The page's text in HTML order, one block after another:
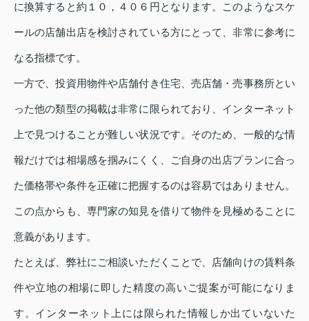
に換算すると約１０，４０６円となります。このようなスケ
ールの店舗出店を検討されている方にとって、非常に参考に
なる指標です。
一方で、投資用物件や店舗付き住宅、売店舗・売事務所とい
った他の類型の掲載は非常に限られており、インターネット
上で見つけることが難しい状況です。そのため、一般的な情
報だけでは相場感を掴みにくく、ご自身の出店プランに合っ
た価格帯や条件を正確に把握するのは容易ではありません。
この点からも、専門家の知見を借りて物件を見極めることに
意義があります。
たとえば、弊社にご相談いただくことで、店舗向けの賃料条
件や立地の相場に即した精度の高いご提案が可能になりま
す。インターネット上には限られた情報しか出ていないた